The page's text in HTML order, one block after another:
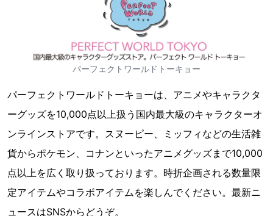
パーフェクトワールドトーキョー
パーフェクトワールドトーキョーは、アニメやキャラクタ
ーグッズを10,000点以上扱う国内最大級のキャラクターオ
ンラインストアです。スヌーピー、ミッフィなどの生活雑
貨からポケモン、コナンといったアニメグッズまで10,000
点以上を広く取り扱っております。時折企画される数量限
定アイテムやコラボアイテムを楽しんでください。最新ニ
ュースはSNSからどうぞ。